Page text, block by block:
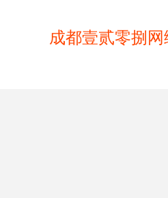
成都壹贰零捌